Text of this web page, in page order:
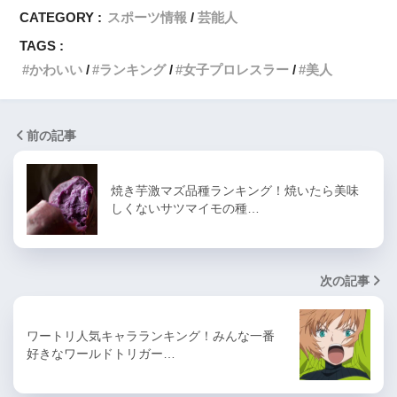
CATEGORY : スポーツ情報
芸能人
TAGS :
かわいい
ランキング 女子プロレスラー 美人
前の記事
焼き芋激マズ品種ランキング！焼いたら美味
しくないサツマイモの種…
次の記事
ワートリ人気キャラランキング！みんな一番
好きなワールドトリガー…